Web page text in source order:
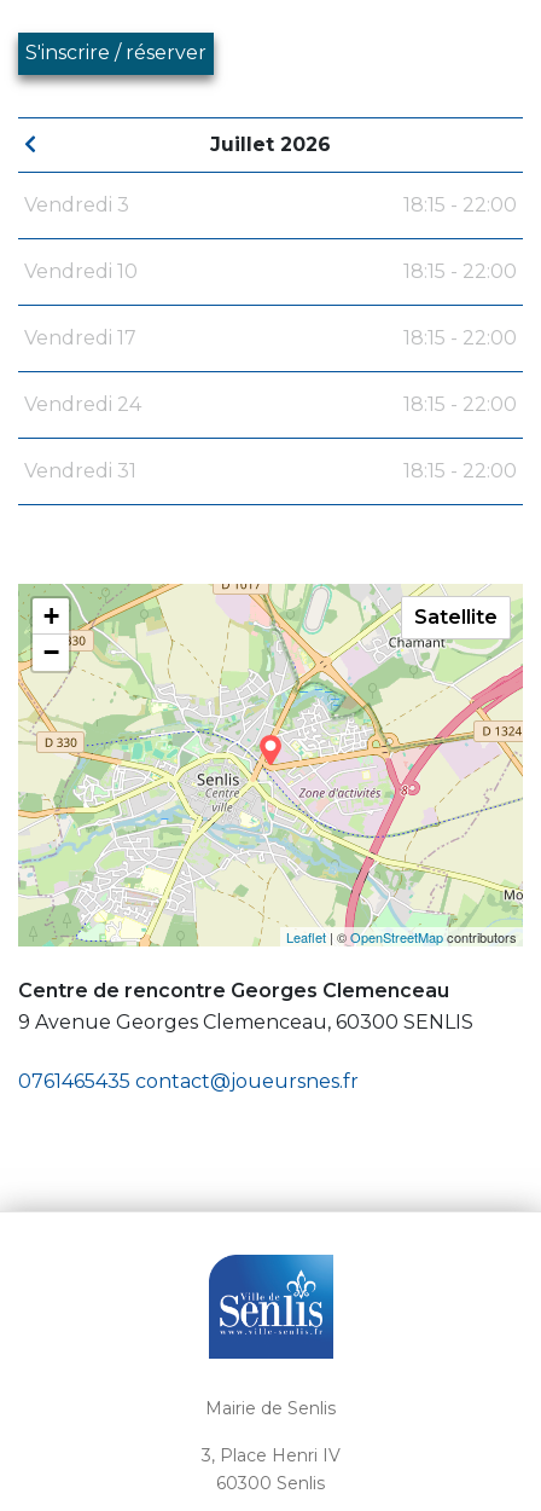
S'inscrire / réserver
Juillet 2026
Vendredi 3 18:15 - 22:00
Vendredi 10 18:15 - 22:00
Vendredi 17 18:15 - 22:00
Vendredi 24 18:15 - 22:00
Vendredi 31 18:15 - 22:00
+
−
Leaflet | ©OpenStreetMapcontributors
Satellite
Centre de rencontre Georges Clemenceau
9 Avenue Georges Clemenceau, 60300 SENLIS
0761465435 contact@joueursnes.fr
Mairie de Senlis
3, Place Henri IV
60300 Senlis